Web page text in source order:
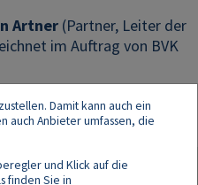
Artner (Partner, Leiter der
im Auftrag von BVK
Damit kann auch ein
auch Anbieter umfassen, die
und Klick auf die
finden Sie in